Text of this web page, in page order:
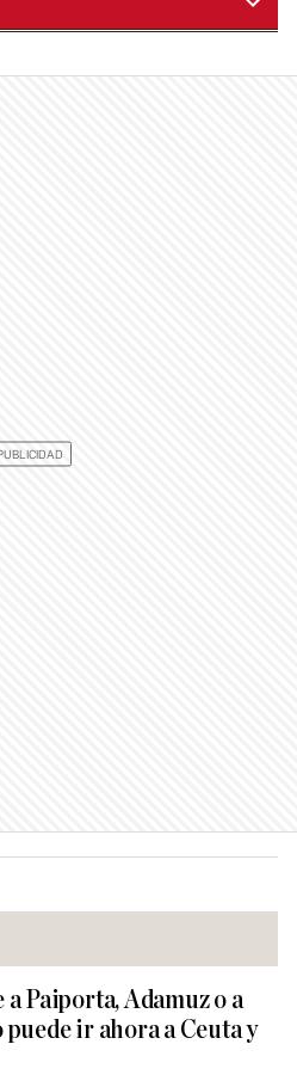
a Paiporta, Adamuz o a
ir ahora a Ceuta y